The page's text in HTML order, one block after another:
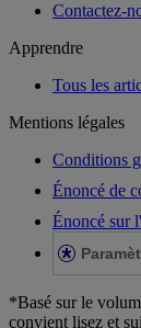
Contactez-
Apprendre
Tous les
Mentions légales
Conditions
Énoncé de
Énoncé sur
*Basé sur le
convient lisez et